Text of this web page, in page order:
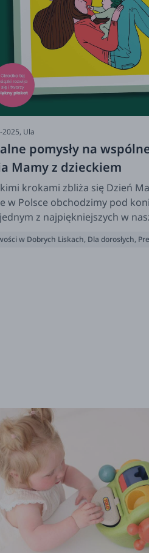
walentynkowym
Wasz czas, uwaga i szczery,
2025, Ula
pomysły na
Mamy z dzieckiem
krokami zbliża się Dzień
w Polsce obchodzimy pod
z najpiękniejszych w
to mamy grają pierwsze
bajkowy dzień.
w Dobrych Liskach, Dla dorosłych,